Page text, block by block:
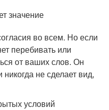
значение
во всем. Но если
перебивать или
от ваших слов. Он
не сделает вид,
условий